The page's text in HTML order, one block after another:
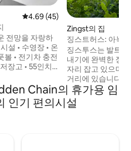
평점 4.69점(5점 만점), 후기 45
4.69 (45)
전망을 자랑하
장고 • 55인치
침대 5개,
기 • 주방 시설 완
Zingst의 집
징스트허스: 아늑
다.
징스투스는 발트
내기에 완벽한 장
자리 잡고 있으며,
거리에 있습니다.
된 이곳에서 일년
간을 즐길 수 있습니다. 해변의 공기
쌓기, 조류 관찰,
Chain의 휴가용 임
인기 편의시설